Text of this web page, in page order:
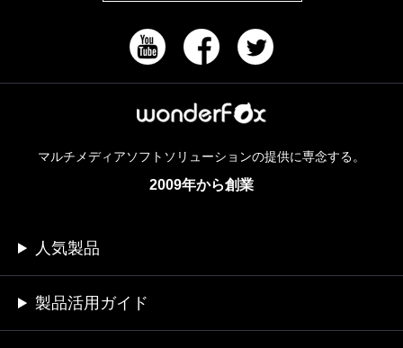
マルチメディアソフトソリューションの提供に専念する。
2009年から創業
人気製品
製品活用ガイド